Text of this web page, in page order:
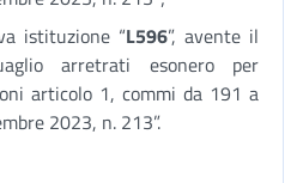
istituzione “L596”, avente il
arretrati esonero per
articolo 1, commi da 191 a
2023, n. 213”.